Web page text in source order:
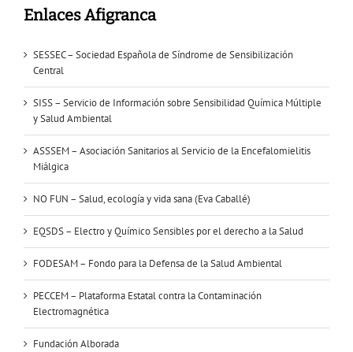
Enlaces Afigranca
SESSEC – Sociedad Española de Síndrome de Sensibilización
Central
SISS – Servicio de Información sobre Sensibilidad Química Múltiple
y Salud Ambiental
ASSSEM – Asociación Sanitarios al Servicio de la Encefalomielitis
Miálgica
NO FUN – Salud, ecología y vida sana (Eva Caballé)
EQSDS – Electro y Químico Sensibles por el derecho a la Salud
FODESAM – Fondo para la Defensa de la Salud Ambiental
PECCEM – Plataforma Estatal contra la Contaminación
Electromagnética
Fundación Alborada